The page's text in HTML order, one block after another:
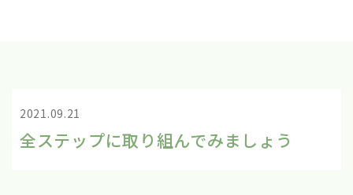
2021.09.21
全ステップに取り組んでみましょう